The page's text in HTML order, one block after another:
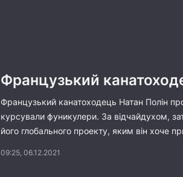
Французький
Французький канатоходець Натан Полін
курсували фуникулери. За відчайдухом,
його глобального проекту, яким він хоче
09:25, 06.12.2021